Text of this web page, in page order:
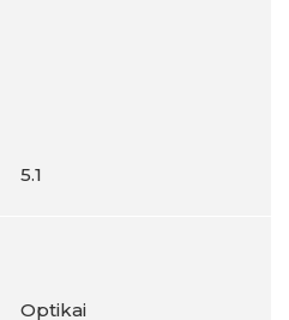
5.1
Optikai